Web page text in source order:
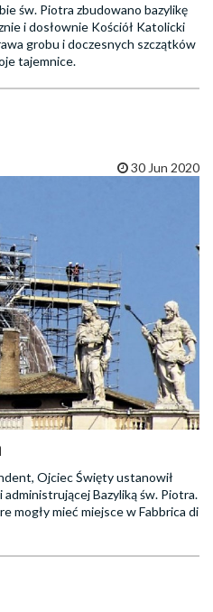
św. Piotra zbudowano bazylikę
i dosłownie Kościół Katolicki
grobu i doczesnych szczątków
tajemnice.
30 Jun 2020
Ojciec Święty ustanowił
Bazyliką św. Piotra.
mogły mieć miejsce w Fabbrica di